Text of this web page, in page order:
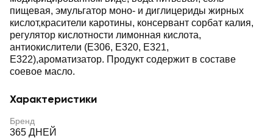
пищевая, эмульгатор моно- и диглицериды жирных
кислот,красители каротины, консервант сорбат калия,
регулятор кислотности лимонная кислота,
антиокислители (Е306, Е320, Е321,
Е322),ароматизатор. Продукт содержит в составе
соевое масло.
Характеристики
Бренд
365 ДНЕЙ